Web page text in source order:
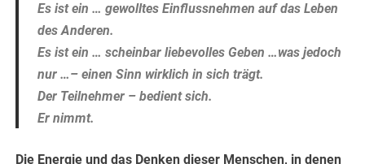
Es ist ein … gewolltes Einflussnehmen auf das Leben
des Anderen.
Es ist ein … scheinbar liebevolles Geben …was jedoch
nur …– einen Sinn wirklich in sich trägt.
Der Teilnehmer – bedient sich.
Er nimmt.
Die Energie und das Denken dieser Menschen, in denen